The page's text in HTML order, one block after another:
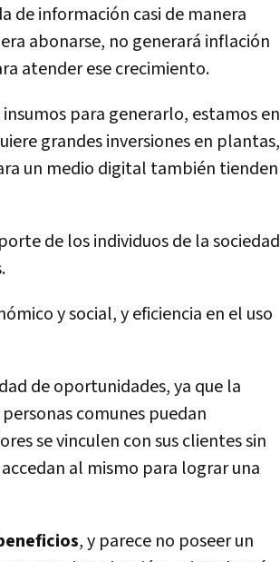
de información casi de manera
abonarse, no generará inflación
atender ese crecimiento.
insumos para generarlo, estamos en
grandes inversiones en plantas,
un medio digital también tienden
de los individuos de la sociedad
y social, y eficiencia en el uso
de oportunidades, ya que la
comunes puedan
se vinculen con sus clientes sin
al mismo para lograr una
, y parece no poseer un